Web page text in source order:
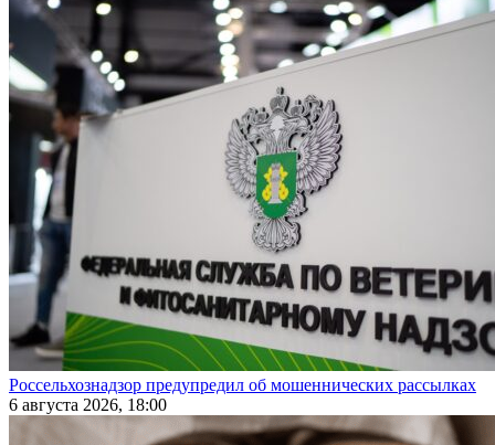
Россельхознадзор предупредил об мошеннических рассылках
6 августа 2026, 18:00